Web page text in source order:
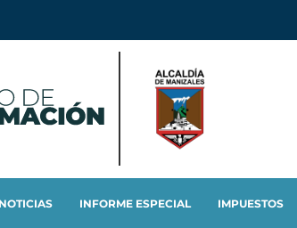
NOTICIAS INFORME ESPECIAL IMPUESTOS